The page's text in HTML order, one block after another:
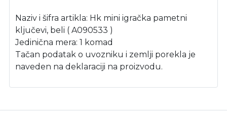
Naziv i šifra artikla: Hk mini igračka pametni
ključevi, beli ( A090533 )
Jedinična mera: 1 komad
Tačan podatak o uvozniku i zemlji porekla je
naveden na deklaraciji na proizvodu.